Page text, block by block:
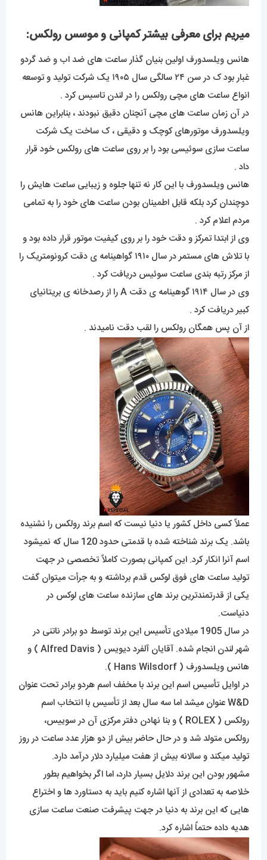
میریم برای معرفی بیشتر کمپانی و موسس رولکس:
هانس ویلسدورف اولین بنیان گذار ساعت های ضد اب و ضد گردو
غبار بود ک در سن ۲۴ سالگی سال ۱۹۰۵ یک شرکت تولید و توسعه
انواع ساعت های مچی رولکس را در لندن تاسیس کرد .
در آن زمان ساعت های مچی آنچنان دقیق نبودند ، بنابراین هانس
ویلسدورف موتورهای کوچک و دقیقی ، ک ساخت یک شرکت
ساعت سازی سوئیسی بود را بر روی ساعت های رولکس خود قرار
داد .
هانس ویلسدورف با این کار نه تنها جلوه و زیبایی ساعت هایش را
دوچندان کرد بلکه قابل اطمینان بودن ساعت های خود را به تمامی
مردم اعلام کرد .
وی از ابتدا تمرکز و دقت خود را بر روی کیفیت موتور قرار داده بود و
با تلاش های مستمر در سال ۱۹۱۰ گواهینامه ی دقت کرونومتریک را
از مرکز رتبه بندی ساعت سوئیس دریافت کرد .
وی در سال ۱۹۱۴ گوهینامه ی دقت A را از رصدخانه ی بریتانیای
کبیر دریافت کرد .
از آن پس همگان رولکس را لقب دقت نامیدند .
عملاً کسی داخل کشور یا دنیا نیست که اسم برند رولکس را نشنیده
باشد. یک برند شناخته شده با قدمتی حدود 120 سال که نمیشود
اسم آنرا انکار کرد. این کمپانی بصورت کاملاً تخصصی در جهت
تولید ساعت های فوق لوکس قدم برداشته و به جرأت میتوان گفت
یکی از قدرتمندترین برند های سازنده ساعت های لوکس در
دنیاست.
در سال 1905 میلادی تأسیس این برند توسط دو برادر ناتنی در
شهر لندن انجام شده. آقایان آلفرد دیویس ( Alfred Davis ) و
هانس ویلسدورف ( Hans Wilsdorf ).
در اوایل تأسیس اسم این برند با مخفف اسم هردو برادر تحت عنوان
W&D عنوان میشد اما سه سال بعد از تأسیس با انتخاب اسم
رولکس (
R OLEX ) و بنا نهادن دفتر مرکزی آن در سوییس،
رولکس متولد شد و در حال حاضر بیش از دو هزار عدد ساعت در روز
تولید میکند و سالانه بیش از هفت میلیارد دلار درآمد دارد.
مشهور بودن این برند دلایل بسیار دارد، اما اگر بخواهیم بطور
خلاصه به تعدادی از آنها اشاره کنیم باید به دستاورد ها و اختراع
هایی که این برند به دنیا در جهت پیشرفت صنعت ساعت سازی
هدیه داده حتماً اشاره کرد.